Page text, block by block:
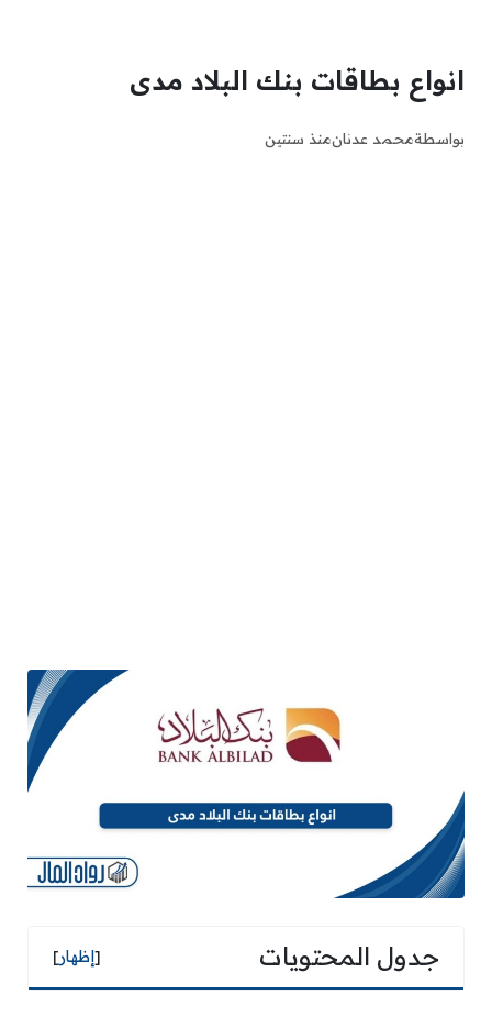
انواع بطاقات بنك البلاد مدى
بواسطةمحمد عدنانمنذ سنتين
جدول المحتويات [إظهار]